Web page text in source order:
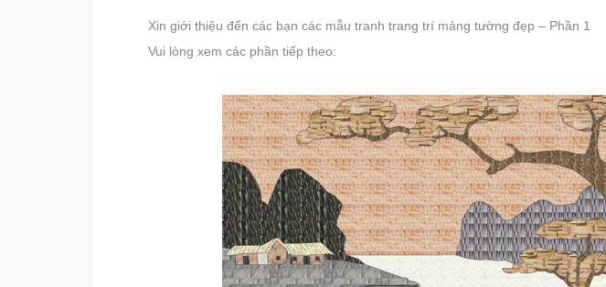
Xin giới thiệu đến các bạn các mẫu tranh trang trí mảng tường đẹp – Phần 1
Vui lòng xem các phần tiếp theo: